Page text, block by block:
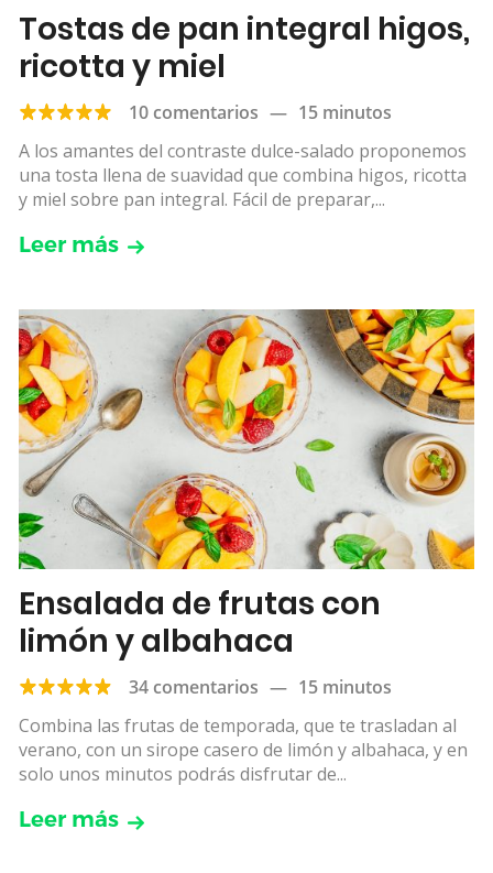
Tostas de pan integral higos,
ricotta y miel
10 comentarios — 15 minutos
A los amantes del contraste dulce-salado proponemos
una tosta llena de suavidad que combina higos, ricotta
y miel sobre pan integral. Fácil de preparar,...
Leer más
Ensalada de frutas con
limón y albahaca
34 comentarios — 15 minutos
Combina las frutas de temporada, que te trasladan al
verano, con un sirope casero de limón y albahaca, y en
solo unos minutos podrás disfrutar de...
Leer más